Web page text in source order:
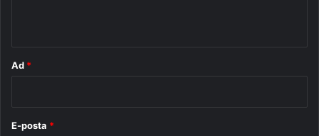
Ad *
E-posta *